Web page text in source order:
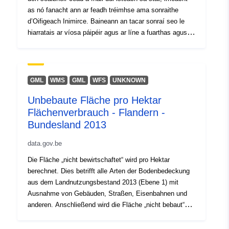
as nó fanacht ann ar feadh tréimhse ama sonraithe
d’Oifigeach Inimirce. Baineann an tacar sonraí seo le
hiarratais ar víosa páipéir agus ar líne a fuarthas agus
réir athbhreithnithe. Tá luachanna sa raon 1 go 5 faoi
chois ag baint úsáide as * ar chúiseanna neamhnochta
luachanna neamh-choiscthe amháin. Díríonn an tacar
sonraí Oscailte seo ar gach iarratas bunaithe ar Faighte
(Íocaíocht Críochnaithe), Deonaithe bunaithe ar
don mhí agus diúltaithe ag an gcéad chéim.
GML WMS GML WFS UNKNOWN
Unbebaute Fläche pro Hektar
Flächenverbrauch - Flandern -
Bundesland 2013
data.gov.be
Die Fläche „nicht bewirtschaftet“ wird pro Hektar
berechnet. Dies betrifft alle Arten der Bodenbedeckung
aus dem Landnutzungsbestand 2013 (Ebene 1) mit
Ausnahme von Gebäuden, Straßen, Eisenbahnen und
anderen. Anschließend wird die Fläche „nicht bebaut“